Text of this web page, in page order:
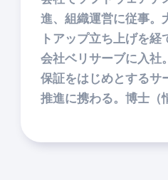
進、組織運営に従事。
トアップ立ち上げを
会社ベリサーブに入社
保証をはじめとするサ
推進に携わる。博士（